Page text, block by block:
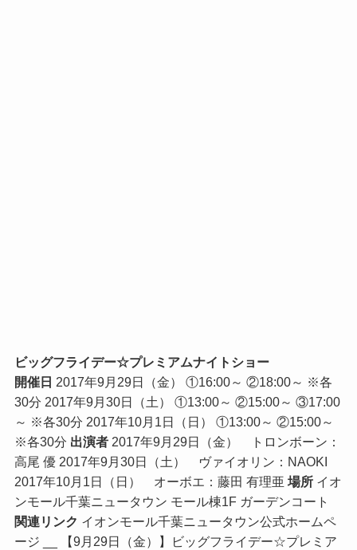
ビッグフライデー☆プレミアムナイトショー
開催日 2017年9月29日（金） ①16:00～ ②18:00～ ※各
30分 2017年9月30日（土） ①13:00～ ②15:00～ ③17:00
～ ※各30分 2017年10月1日（日） ①13:00～ ②15:00～
※各30分 出演者2017年9月29日（金） トロンボーン：
高尾 優 2017年9月30日（土） ヴァイオリン：NAOKI
2017年10月1日（日） オーボエ：藤田 有理亜 場所イオ
ンモール千葉ニュータウン モール棟1F ガーデンコート
関連リンク イオンモール千葉ニュータウン公式ホームペ
ージ __ 【9月29日（金）】ビッグフライデー☆プレミア